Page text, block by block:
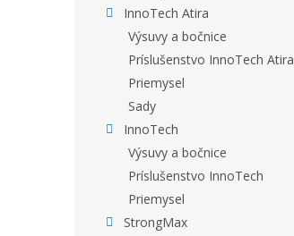
InnoTech Atira
Výsuvy a bočnice
Príslušenstvo InnoTech Atira
Priemysel
Sady
InnoTech
Výsuvy a bočnice
Príslušenstvo InnoTech
Priemysel
StrongMax